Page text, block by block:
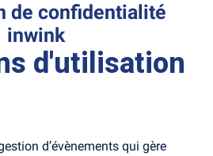
de confidentialité
inwink
d'utilisation
d’évènements qui gère